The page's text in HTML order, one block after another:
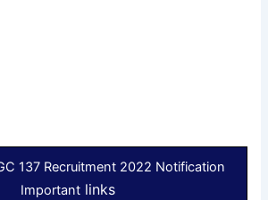
137 Recruitment 2022 Notification
Importantlinks